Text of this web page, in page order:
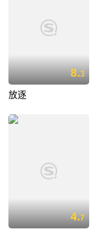
8.3
放逐
4.7